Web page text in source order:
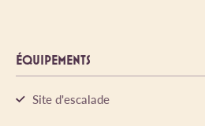
ÉQUIPEMENTS
Site d'escalade